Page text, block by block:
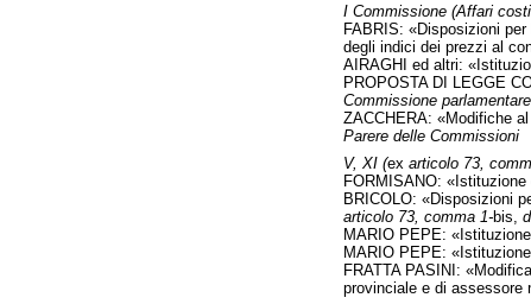
I Commissione (Affari
FABRIS: «Disposizioni
degli indici dei prezzi al
AIRAGHI ed altri:
PROPOSTA DI LEGGE
Commissione
ZACCHERA: «Modifiche
Parere delle Commissioni
V, XI (ex articolo 73,
FORMISANO:
BRICOLO: «Disposizioni
articolo 73, comma 1-bis,
MARIO PEPE:
MARIO PEPE:
FRATTA PASINI:
provinciale e di assessore